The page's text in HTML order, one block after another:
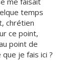
temps
chrétien
ce point,
point de
je fais ici ?